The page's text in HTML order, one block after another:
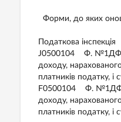
Форми, до яких
Податкова інспекція
J0500104 Ф. №1ДФ
доходу,
платників податку,
F0500104 Ф. №1ДФ
доходу,
платників податку,